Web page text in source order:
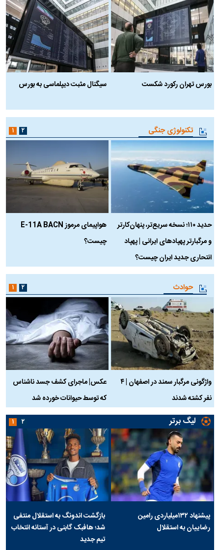
بورس تهران رکورد شکست
سیگنال مثبت دیپلماسی به بورس
تکنولوژی جنگی
حدید ۱۱۰؛ نسخه سریع‌تر، پنهان‌کارتر
و مرگبارتر پهپادهای ایرانی | پهپاد
انتحاری جدید ایران چیست؟
هواپیمای مرموز E-11A BACN
چیست؟
۱ ۲
حوادث
واژگونی مرگبار سمند در اصفهان | ۴
نفر کشته شدند
عکس| ماجرای کشف جسد ناشناس
که توسط حیوانات خورده شد
۱ ۲
لیگ برتر
پیشنهاد ۱۳۲میلیاردی رامین
رضاییان به استقلال
بازگشت اندونگ به استقلال منتفی
شد؛ هافبک گابنی در آستانه انتخاب
تیم جدید
۱ ۲